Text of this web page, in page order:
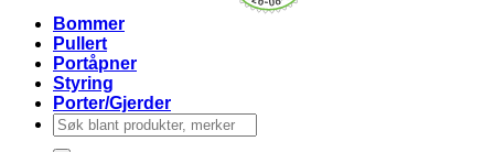
Bommer
Pullert
Portåpner
Styring
Porter/Gjerder
Søk
etter: